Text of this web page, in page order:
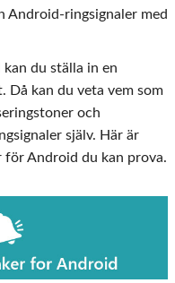
Android-ringsignaler med
du ställa in en
Då kan du veta vem som
och
själv. Här är
Android du kan prova.